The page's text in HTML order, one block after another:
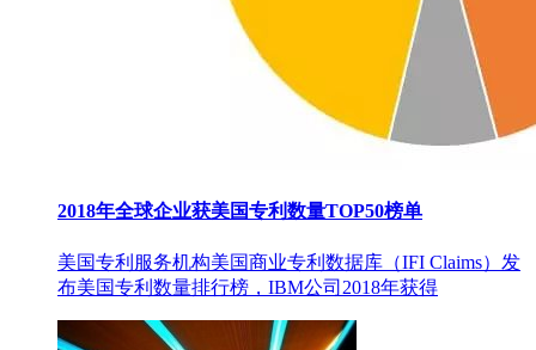
2018年全球企业获美国专利数量TOP50榜单
美国专利服务机构美国商业专利数据库（IFI Claims）发
布美国专利数量排行榜，IBM公司2018年获得